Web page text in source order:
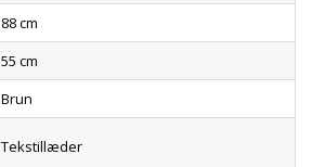
88 cm
55 cm
Brun
Tekstillæder